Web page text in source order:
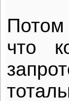
что